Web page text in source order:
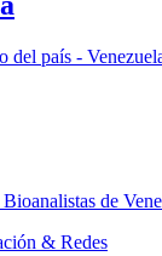
del país -
de